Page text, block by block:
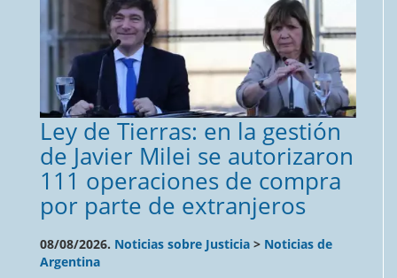
Ley de Tierras: en la gestión
de Javier Milei se autorizaron
111 operaciones de compra
por parte de extranjeros
08/08/2026. Noticias sobre Justicia > Noticias de
Argentina